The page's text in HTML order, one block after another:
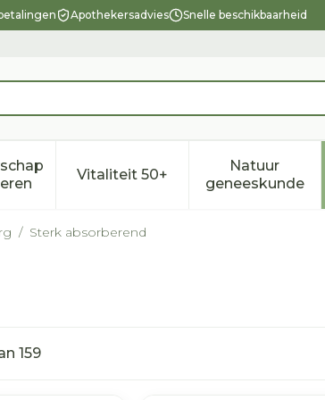
Apothekersadvies Snelle beschikbaarheid
en hygiëne categorie
voeding en vitamines categorie
submenu voor Zwangerschap en
Vitaliteit 50+Toon submenu voor
Natuur
geneeskunde
Toon
/ Sterk absorberend
159